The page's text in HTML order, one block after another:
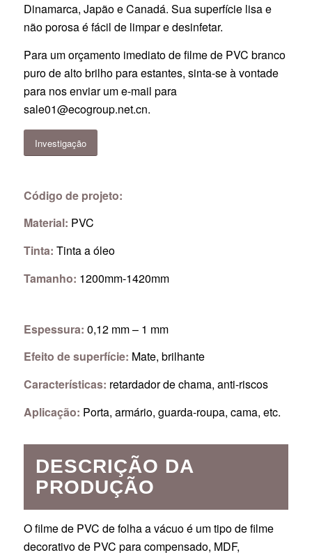
Dinamarca, Japão e Canadá. Sua superfície lisa e
não porosa é fácil de limpar e desinfetar.
Para um orçamento imediato de filme de PVC branco
puro de alto brilho para estantes, sinta-se à vontade
para nos enviar um e-mail para
sale01@ecogroup.net.cn.
Investigação
Código de projeto:
Material: PVC
Tinta: Tinta a óleo
Tamanho: 1200mm-1420mm
Espessura: 0,12 mm – 1 mm
Efeito de superfície: Mate, brilhante
Características: retardador de chama, anti-riscos
Aplicação: Porta, armário, guarda-roupa, cama, etc.
DESCRIÇÃO DA
PRODUÇÃO
O filme de PVC de folha a vácuo é um tipo de filme
decorativo de PVC para compensado, MDF,